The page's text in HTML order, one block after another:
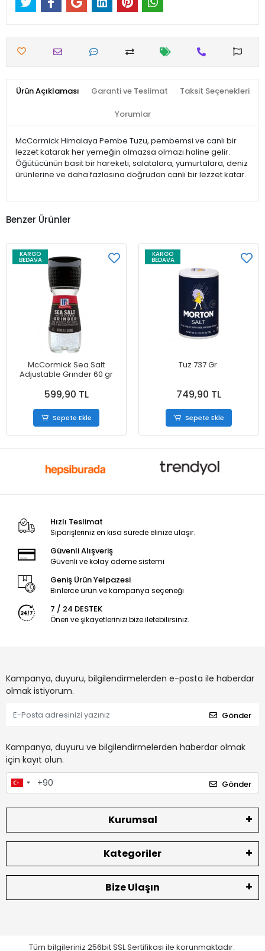
Ürün Açıklaması Garanti ve Teslimat Taksit Seçenekleri
Yorumlar
McCormick Himalaya Pembe Tuzu, pembemsi ve canlı bir
lezzet katarak her yemeğin olmazsa olmazı haline gelir.
Öğütücünün basit bir hareketi, salatalara, yumurtalara, deniz
ürünlerine ve daha fazlasına doğrudan canlı bir lezzet katar.
Benzer Ürünler
KARGO
BEDAVA
McCormick Sea Salt
Adjustable Grınder 60 gr
599,90 TL
Sepete Ekle
KARGO
BEDAVA
Tuz 737 Gr.
749,90 TL
Sepete Ekle
Hızlı Teslimat
Siparişleriniz en kısa sürede elinize ulaşır.
Güvenli Alışveriş
Güvenli ve kolay ödeme sistemi
Geniş Ürün Yelpazesi
Binlerce ürün ve kampanya seçeneği
7 / 24 DESTEK
Öneri ve şikayetlerinizi bize iletebilirsiniz.
Kampanya, duyuru, bilgilendirmelerden e-posta ile haberdar
olmak istiyorum.
Gönder
Kampanya, duyuru ve bilgilendirmelerden haberdar olmak
için kayıt olun.
Gönder
Kurumsal
Kategoriler
Bize Ulaşın
Tüm bilgileriniz 256bit SSL Sertifikası ile korunmaktadır.